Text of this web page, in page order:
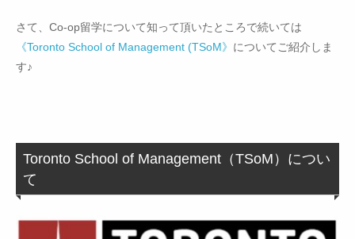
さて、Co-op留学について知って頂いたところで続いては
《Toronto School of Management (TSoM》 についてご紹介しま
す♪
Toronto School of Management（TSoM）につい
て